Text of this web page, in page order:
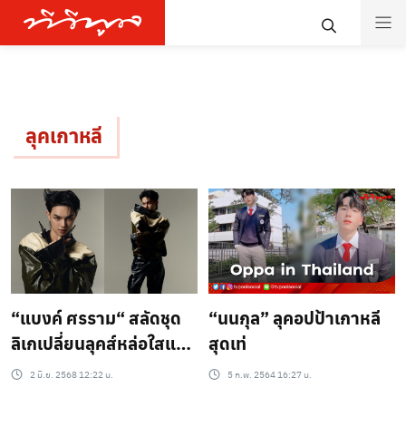
ลุคเกาหลี
“แบงค์ ศรราม“ สลัดชุด
ลิเกเปลี่ยนลุคส์หล่อใสแนว
โอปป้า ฟุ้งคิวงานยาวยันปี
2 มิ.ย. 2568 12:22 น.
“นนกุล” ลุคอปป้าเกาหลี
สุดเท่
5 ก.พ. 2564 16:27 น.